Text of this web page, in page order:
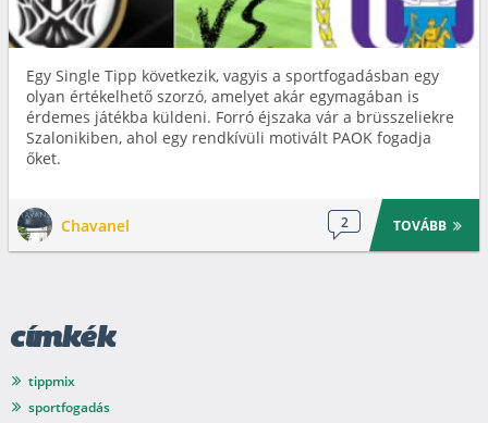
Egy Single Tipp következik, vagyis a sportfogadásban egy
olyan értékelhető szorzó, amelyet akár egymagában is
érdemes játékba küldeni. Forró éjszaka vár a brüsszeliekre
Szalonikiben, ahol egy rendkívüli motivált PAOK fogadja
őket.
Chavanel 2 TOVÁBB
címkék
tippmix
sportfogadás